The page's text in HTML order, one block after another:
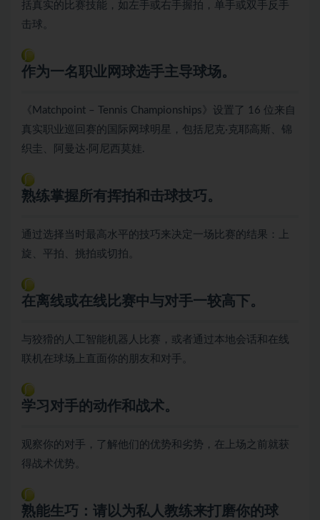
括真实的比赛技能，如左手或右手握拍，单手或双手反手
击球。
作为一名职业网球选手主导球场。
《Matchpoint – Tennis Championships》设置了 16 位来自
真实职业巡回赛的国际网球明星，包括尼克·克耶高斯、锦
织圭、阿曼达·阿尼西莫娃.
熟练掌握所有挥拍和击球技巧。
通过选择当时最高水平的技巧来决定一场比赛的结果：上
旋、平拍、挑拍或切拍。
在离线或在线比赛中与对手一较高下。
与狡猾的人工智能机器人比赛，或者通过本地会话和在线
联机在球场上直面你的朋友和对手。
学习对手的动作和战术。
观察你的对手，了解他们的优势和劣势，在上场之前就获
得战术优势。
熟能生巧：请以为私人教练来打磨你的球